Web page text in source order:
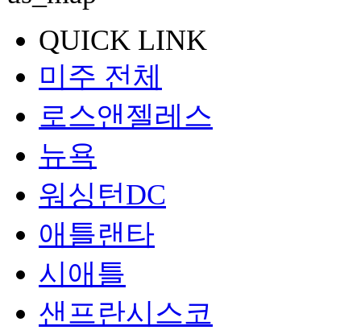
QUICK LINK
미주 전체
로스앤젤레스
뉴욕
워싱턴DC
애틀랜타
시애틀
샌프란시스코